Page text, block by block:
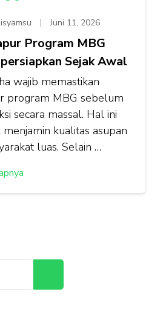
Juni 11, 2026
Program MBG
Sejak Awal
wajib memastikan
program MBG sebelum
secara massal. Hal ini
kualitas asupan
luas. Selain …